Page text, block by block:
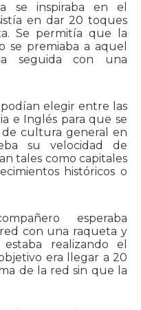
se inspiraba en el
en dar 20 toques
Se permitía que la
se premiaba a aquel
seguida con una
elegir entre las
e Inglés para que se
de cultura general en
su velocidad de
tales como capitales
históricos o
esperaba
con una raqueta y
realizando el
era llegar a 20
de la red sin que la